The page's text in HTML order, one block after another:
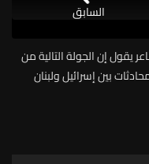
يقول إن الجولة التالية من
بين إسرائيل ولبنان
السابق